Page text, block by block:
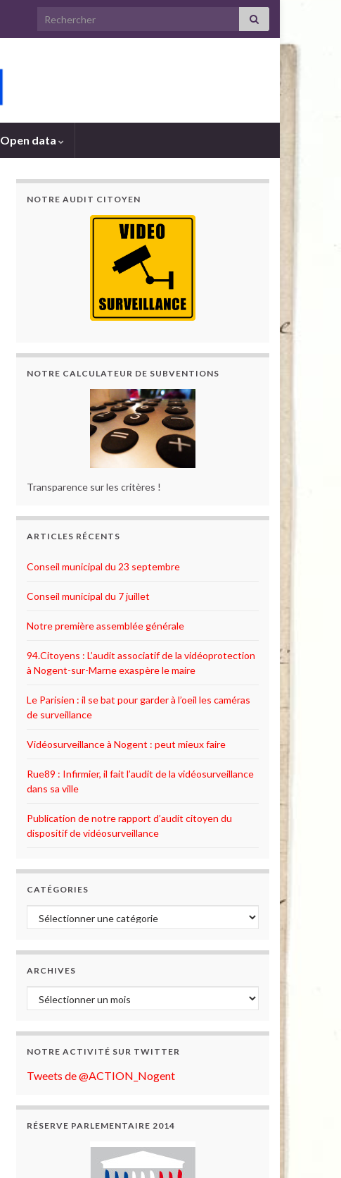
Search for:
Open data
NOTRE AUDIT CITOYEN
NOTRE CALCULATEUR DE SUBVENTIONS
Transparence sur les critères !
ARTICLES RÉCENTS
Conseil municipal du 23 septembre
Conseil municipal du 7 juillet
Notre première assemblée générale
94.Citoyens : L’audit associatif de la vidéoprotection
à Nogent-sur-Marne exaspère le maire
Le Parisien : il se bat pour garder à l’oeil les caméras
de surveillance
Vidéosurveillance à Nogent : peut mieux faire
Rue89 : Infirmier, il fait l’audit de la vidéosurveillance
dans sa ville
Publication de notre rapport d’audit citoyen du
dispositif de vidéosurveillance
CATÉGORIES
Catégories
ARCHIVES
Archives
NOTRE ACTIVITÉ SUR TWITTER
Tweets de @ACTION_Nogent
RÉSERVE PARLEMENTAIRE 2014